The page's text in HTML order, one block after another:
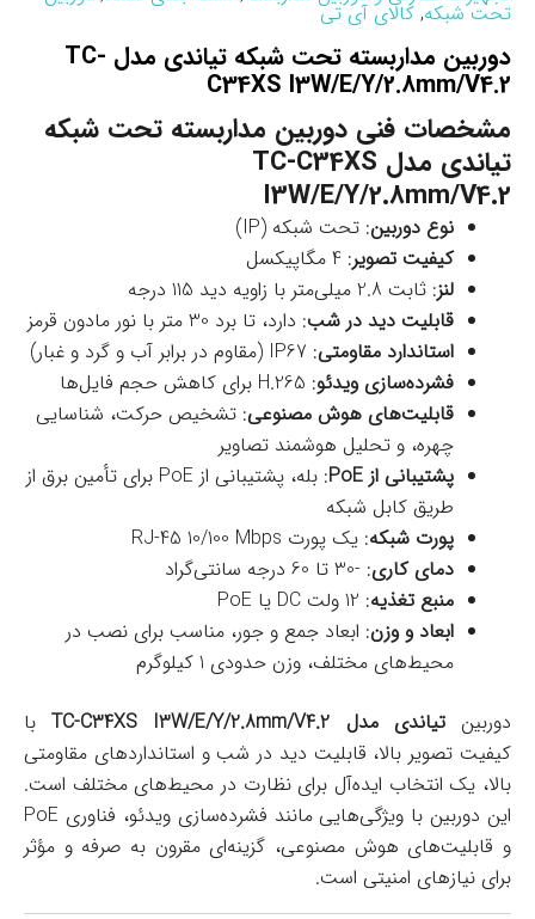
تحت شبکه, کالای آی تی
دوربین مداربسته تحت شبکه تیاندی مدل TC-
C34XS I3W/E/Y/2.8mm/V4.2
مشخصات فنی دوربین مداربسته تحت شبکه
تیاندی مدل TC-C34XS
I3W/E/Y/2.8mm/V4.2
نوع دوربین: تحت شبکه (IP)
کیفیت تصویر: 4 مگاپیکسل
لنز: ثابت 2.8 میلی‌متر با زاویه دید 115 درجه
قابلیت دید در شب: دارد، تا برد 30 متر با نور مادون قرمز
استاندارد مقاومتی: IP67 (مقاوم در برابر آب و گرد و غبار)
فشرده‌سازی ویدئو: H.265 برای کاهش حجم فایل‌ها
قابلیت‌های هوش مصنوعی: تشخیص حرکت، شناسایی
چهره، و تحلیل هوشمند تصاویر
پشتیبانی از PoE
: بله، پشتیبانی از PoE برای تأمین برق از
طریق کابل شبکه
پورت شبکه: یک پورت RJ-45 10/100 Mbps
دمای کاری: -30 تا 60 درجه سانتی‌گراد
منبع تغذیه: 12 ولت DC یا PoE
ابعاد و وزن: ابعاد جمع و جور، مناسب برای نصب در
محیط‌های مختلف، وزن حدودی 1 کیلوگرم
دوربینتیاندی مدل TC-C34XS I3W/E/Y/2.8mm/V4.2
با
کیفیت تصویر بالا، قابلیت دید در شب و استانداردهای مقاومتی
بالا، یک انتخاب ایده‌آل برای نظارت در محیط‌های مختلف است.
این دوربین با ویژگی‌هایی مانند فشرده‌سازی ویدئو، فناوری PoE
و قابلیت‌های هوش مصنوعی، گزینه‌ای مقرون به صرفه و مؤثر
برای نیازهای امنیتی است.